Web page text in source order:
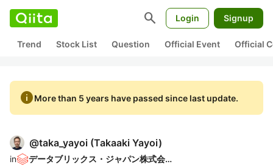
search Login Signup
Trend Stock List Question Official Event Official
infoMore than 5 years have passed since last update.
@taka_yayoi (Takaaki Yayoi)
in データブリックス・ジャパン株式会社